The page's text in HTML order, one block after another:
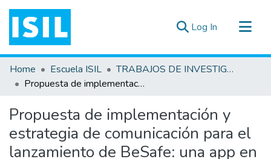
Log In (current)
All of DSpace
Statistics
Documentos ▾
Home Escuela ISIL
TRABAJOS DE INVESTIGACIÓN
Propuesta de implementación y estrategia de comunicación para el lanzamiento de BeSafe: una app en smartwatch como herramienta de auxilio para mujeres jóvenes en Lima Metropolitana, 2024
Propuesta de implementación y
estrategia de comunicación para el
lanzamiento de BeSafe: una app en